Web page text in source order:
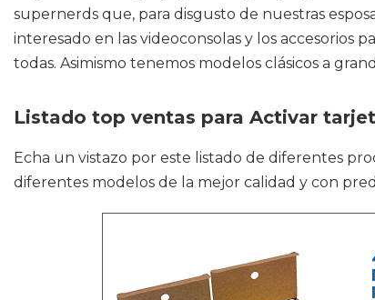
supernerds que, para disgusto de nuestras
interesado en las videoconsolas y los accesorios
todas. Asimismo tenemos modelos clásicos a
Listado top ventas para Activar
Echa un vistazo por este listado de diferentes
diferentes modelos de la mejor calidad y con